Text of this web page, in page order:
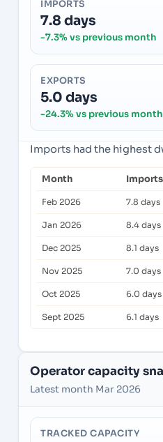
IMPORTS
7.8 days
-7.3% vs previous month
EXPORTS
5.0 days
-24.3% vs previous month
Imports had the highest
Month Imports
Feb 2026 7.8 days
Jan 2026 8.4 days
Dec 2025 8.1 days
Nov 2025 7.0 days
Oct 2025 6.0 days
Sept 2025 6.1 days
Operator capacity
Latest month Mar 2026
TRACKED CAPACITY